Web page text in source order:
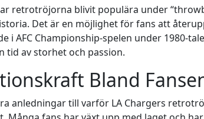
retrotröjorna blivit populära under
Det är en möjlighet för fans att
i AFC Championship-spelen under 1980-
tid av storhet och passion.
Bland
anledningar till varför LA Chargers